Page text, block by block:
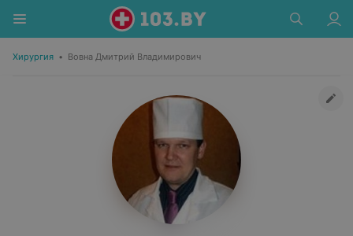
Хирургия • Вовна Дмитрий Владимирович